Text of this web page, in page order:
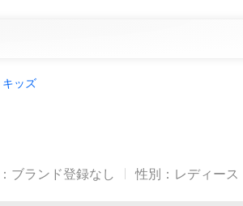
キッズ
： ブランド登録なし 性別 ： レディース